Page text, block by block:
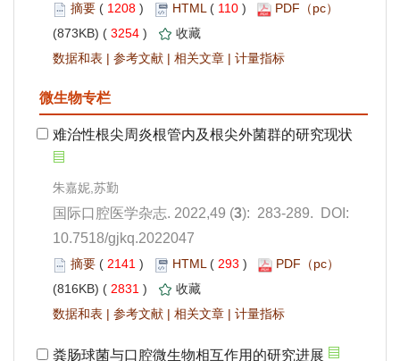
1208 ) 110 )
3254 )
|
| |
): 283-289. DOI:
10.7518/gjkq.2022047
2141 ) 293 )
2831 )
|
| |